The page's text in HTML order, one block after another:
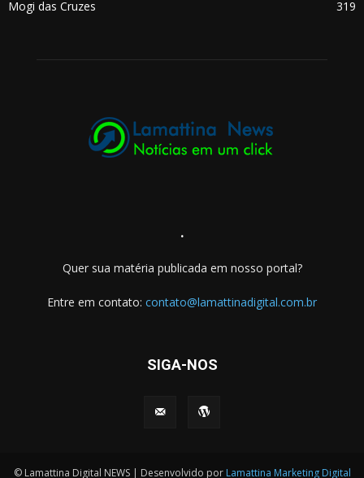
Mogi das Cruzes
319
.
Quer sua matéria publicada em nosso portal?
Entre em contato: contato@lamattinadigital.com.br
SIGA-NOS
© Lamattina Digital NEWS | Desenvolvido por Lamattina Marketing Digital